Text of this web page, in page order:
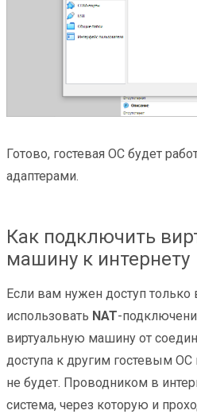
Готово, гостевая ОС будет
адаптерами.
Как подключить
машину к интернету
Если вам нужен доступ только
использовать NAT-
виртуальную машину от
доступа к другим гостевым
не будет. Проводником в
система, через которую и